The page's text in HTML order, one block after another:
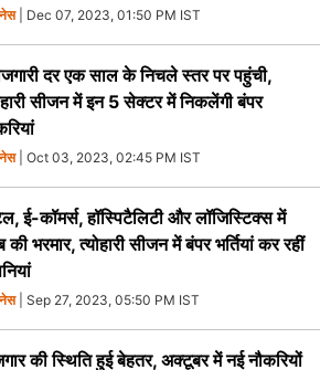
| Dec 07, 2023, 01:50 PM IST
दर एक साल के निचले स्तर पर पहुंची,
सीजन में इन 5 सेक्टर में निकलेंगी बंपर
| Oct 03, 2023, 02:45 PM IST
ई-कॉमर्स, हॉस्पिटैलिटी और लॉजिस्टिक्स में
की भरमार, त्योहारी सीजन में बंपर भर्तियां कर रहीं
| Sep 27, 2023, 05:50 PM IST
की स्थिति हुई बेहतर, अक्टूबर में नई नौकरियों